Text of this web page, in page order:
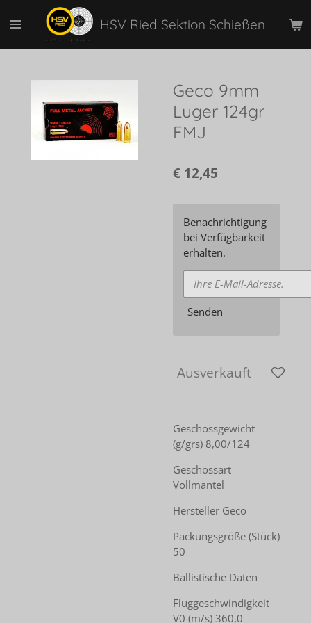
Hauptinhalt
springen
HSV Ried Sektion Schießen
Geco 9mm
Luger 124gr
FMJ
€ 12,45
Benachrichtigung
bei Verfügbarkeit
erhalten.
Senden
Ausverkauft
Geschossgewicht
(g/grs) 8,00/124
Geschossart
Vollmantel
Hersteller Geco
Packungsgröße (Stück)
50
Ballistische Daten
Fluggeschwindigkeit
V0 (m/s) 360,0